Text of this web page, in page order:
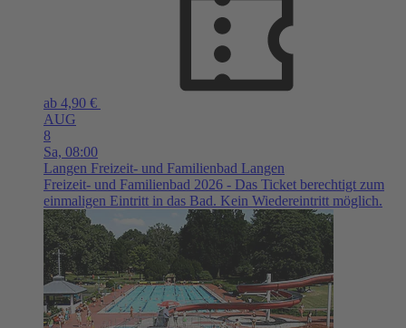
ab 4,90 €
AUG
8
Sa, 08:00
Langen Freizeit- und Familienbad Langen
Freizeit- und Familienbad 2026 - Das Ticket berechtigt zum
einmaligen Eintritt in das Bad. Kein Wiedereintritt möglich.